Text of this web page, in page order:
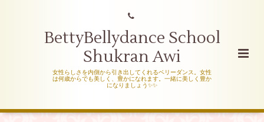
BettyBellydance School
Shukran Awi
女性らしさを内側から引き出してくれるベリーダンス。女性
は何歳からでも美しく、豊かになれます。一緒に美しく豊か
になりましょう✨✨